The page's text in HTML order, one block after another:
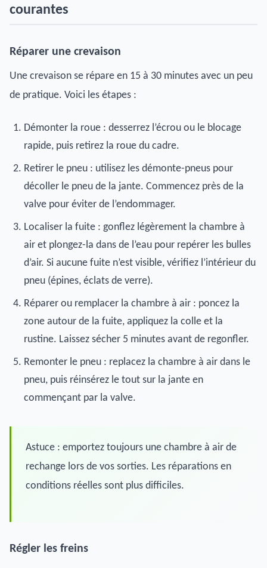
courantes
Réparer une crevaison
Une crevaison se répare en 15 à 30 minutes avec un peu
de pratique. Voici les étapes :
Démonter la roue : desserrez l’écrou ou le blocage
rapide, puis retirez la roue du cadre.
Retirer le pneu : utilisez les démonte-pneus pour
décoller le pneu de la jante. Commencez près de la
valve pour éviter de l’endommager.
Localiser la fuite : gonflez légèrement la chambre à
air et plongez-la dans de l’eau pour repérer les bulles
d’air. Si aucune fuite n’est visible, vérifiez l’intérieur du
pneu (épines, éclats de verre).
Réparer ou remplacer la chambre à air : poncez la
zone autour de la fuite, appliquez la colle et la
rustine. Laissez sécher 5 minutes avant de regonfler.
Remonter le pneu : replacez la chambre à air dans le
pneu, puis réinsérez le tout sur la jante en
commençant par la valve.
Astuce : emportez toujours une chambre à air de
rechange lors de vos sorties. Les réparations en
conditions réelles sont plus difficiles.
Régler les freins